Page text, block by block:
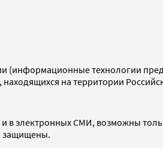
технологии
на территории
в электронных СМИ, возможны
защищены.